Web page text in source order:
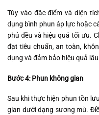
Tùy vào đặc điểm và diện
dụng bình phun áp lực hoặc
phủ đều và hiệu quả tối ưu.
đạt tiêu chuẩn, an toàn,
dụng và đảm bảo hiệu quả
Bước 4: Phun không gian
Sau khi thực hiện phun tồn
gian dưới dạng sương mù.